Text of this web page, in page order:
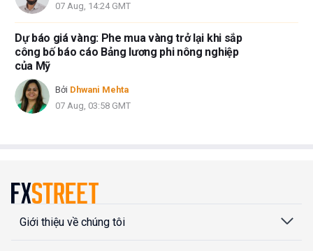
07 Aug, 14:24 GMT
Dự báo giá vàng: Phe mua vàng trở lại khi sắp
công bố báo cáo Bảng lương phi nông nghiệp
của Mỹ
Bởi Dhwani Mehta
07 Aug, 03:58 GMT
Giới thiệu về chúng tôi